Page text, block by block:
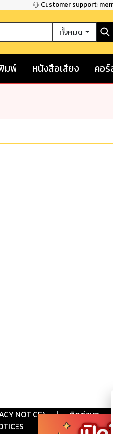
Customer support:
ทั้งหมด
มพ์ หนังสือเสียง คอ
NOTICE) | ติดต่อเรา